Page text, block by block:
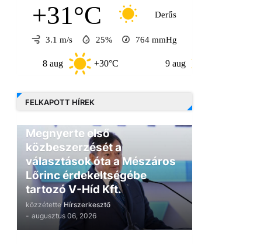
+31°C Derűs
3.1 m/s 25% 764 mmHg
+30°C +30°C
FELKAPOTT HÍREK
Megnyerte első
közbeszerzését a
választások óta a Mészáros
Lőrinc érdekeltségébe
tartozó V-Híd Kft.
közzétette Hírszerkesztő
- augusztus 06, 2026